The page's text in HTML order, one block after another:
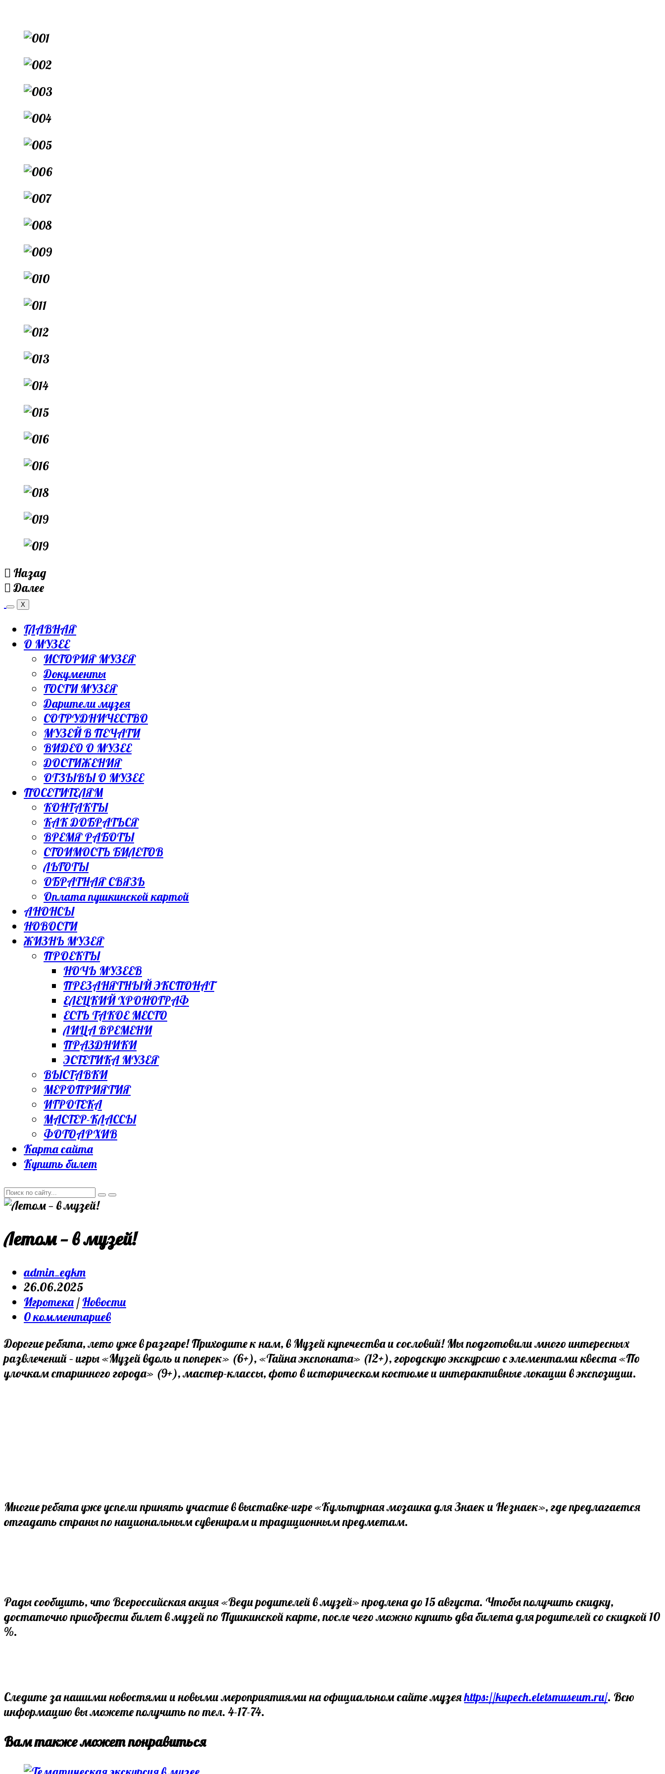
содержимому
Назад
Далее
X
ГЛАВНАЯ
О МУЗЕЕ
ИСТОРИЯ МУЗЕЯ
Документы
ГОСТИ МУЗЕЯ
Дарители музея
СОТРУДНИЧЕСТВО
МУЗЕЙ В ПЕЧАТИ
ВИДЕО О МУЗЕЕ
ДОСТИЖЕНИЯ
ОТЗЫВЫ О МУЗЕЕ
ПОСЕТИТЕЛЯМ
КОНТАКТЫ
КАК ДОБРАТЬСЯ
ВРЕМЯ РАБОТЫ
СТОИМОСТЬ БИЛЕТОВ
ЛЬГОТЫ
ОБРАТНАЯ СВЯЗЬ
Оплата пушкинской картой
АНОНСЫ
НОВОСТИ
ЖИЗНЬ МУЗЕЯ
ПРОЕКТЫ
НОЧЬ МУЗЕЕВ
ПРЕЗАНЯТНЫЙ ЭКСПОНАТ
ЕЛЕЦКИЙ ХРОНОГРАФ
ЕСТЬ ТАКОЕ МЕСТО
ЛИЦА ВРЕМЕНИ
ПРАЗДНИКИ
ЭСТЕТИКА МУЗЕЯ
ВЫСТАВКИ
МЕРОПРИЯТИЯ
ИГРОТЕКА
МАСТЕР-КЛАССЫ
ФОТОАРХИВ
Карта сайта
Купить билет
Летом — в музей!
Post
author:
admin_egkm
Запись
опубликована:
26.06.2025
Post
category:
Игротека / Новости
Post
0 комментариев
Дорогие ребята, лето уже в разгаре! Приходите к нам, в Музей купечества и сословий! Мы подготовили много интересных
развлечений – игры «Музей вдоль и поперек» (6+), «Тайна экспоната» (12+), городскую экскурсию с элементами квеста «По
улочкам старинного города» (9+), мастер-классы, фото в историческом костюме и интерактивные локации в экспозиции.
Многие ребята уже успели принять участие в выставке-игре «Культурная мозаика для Знаек и Незнаек», где предлагается
отгадать страны по национальным сувенирам и традиционным предметам.
Рады сообщить, что Всероссийская акция «Веди родителей в музей» продлена до 15 августа. Чтобы получить скидку,
достаточно приобрести билет в музей по Пушкинской карте, после чего можно купить два билета для родителей со скидкой 10
%.
Следите за нашими новостями и новыми мероприятиями на официальном сайте музеяhttps://kupech.eletsmuseum.ru/. Всю
информацию вы можете получить по тел. 4-17-74.
Вам также может понравиться